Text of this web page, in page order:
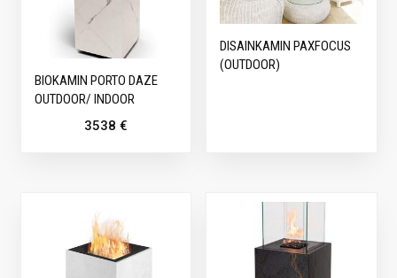
BIOKAMIN PORTO DAZE
OUTDOOR/ INDOOR
3538 €
DISAINKAMIN PAXFOCUS
(OUTDOOR)